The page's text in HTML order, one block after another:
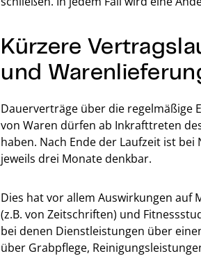
Kürzere
und
Dauerverträge über die regelmäßige
von Waren dürfen ab Inkrafttreten
haben. Nach Ende der Laufzeit ist
jeweils drei Monate denkbar.
Dies hat vor allem Auswirkungen auf
(z.B. von Zeitschriften) und
bei denen Dienstleistungen über
über Grabpflege,